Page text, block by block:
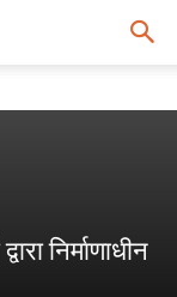
निर्माणाधीन